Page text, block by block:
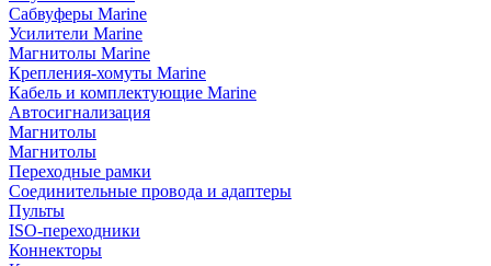
Сабвуферы Marine
Усилители Marine
Магнитолы Marine
Крепления-хомуты Marine
Кабель и комплектующие Marine
Автосигнализация
Магнитолы
Магнитолы
Переходные рамки
Соединительные провода и адаптеры
Пульты
ISO-переходники
Коннекторы